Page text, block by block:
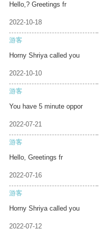
Hello,? Greetings fr
2022-10-18
游客
Horny Shriya called you
2022-10-10
游客
You have 5 minute oppor
2022-07-21
游客
Hello, Greetings fr
2022-07-16
游客
Horny Shriya called you
2022-07-12